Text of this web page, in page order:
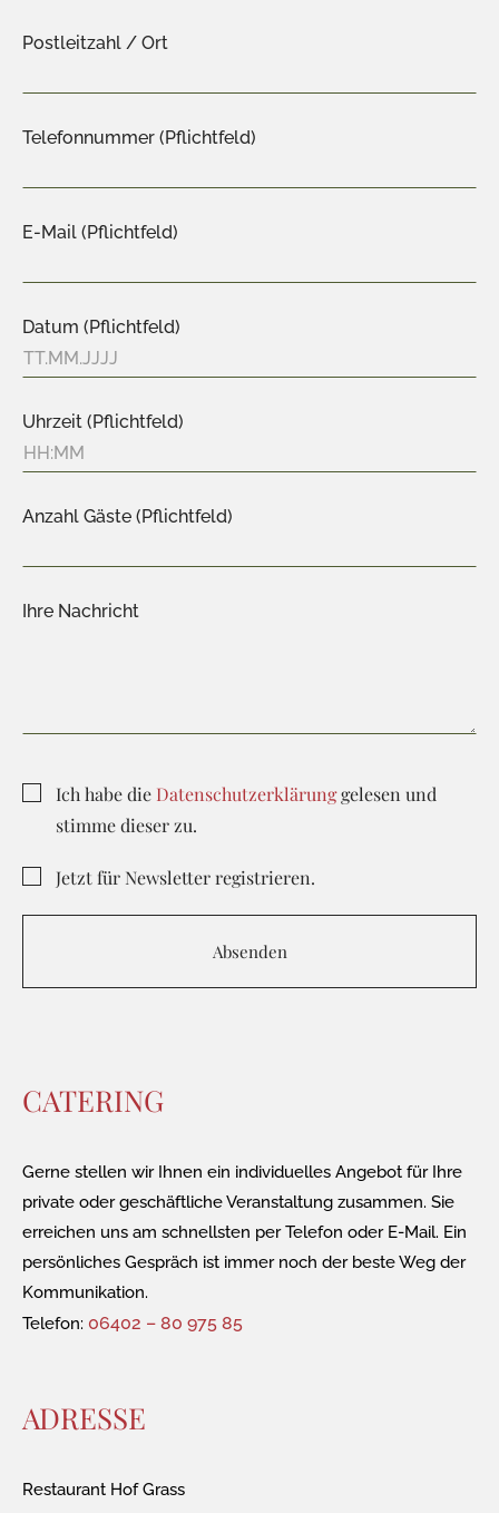
Postleitzahl / Ort
Telefonnummer (Pflichtfeld)
E-Mail (Pflichtfeld)
Datum (Pflichtfeld)
Uhrzeit (Pflichtfeld)
Anzahl Gäste (Pflichtfeld)
Ihre Nachricht
Ich habe die Datenschutzerklärunggelesen und
stimme dieser zu.
Jetzt für Newsletter registrieren.
ADRESSE
Restaurant Hof Grass
CATERING
Gerne stellen wir Ihnen ein individuelles Angebot für Ihre
private oder geschäftliche Veranstaltung zusammen. Sie
erreichen uns am schnellsten per Telefon oder E-Mail. Ein
persönliches Gespräch ist immer noch der beste Weg der
Kommunikation.
Telefon: 06402 – 80 975 85